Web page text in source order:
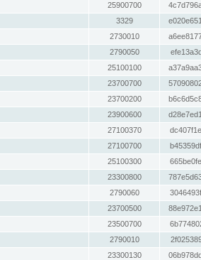
25900700
3329
2730010
2790050
25100100
23700700
23700200
23900600
27100370
27100700
25100300
23300800
2790060
23700500
23500700
2790010
23300130